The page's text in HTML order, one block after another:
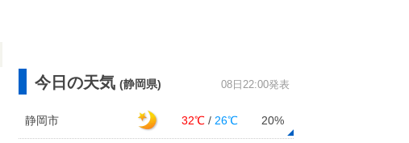
今日の天気 (静岡県) 08日22:00発表
静岡市 32℃ / 26℃ 20%